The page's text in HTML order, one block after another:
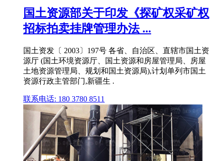
国土资源部关于印发《探矿权采矿权
招标拍卖挂牌管理办法 ...
国土资发〔 2003〕197号 各省、自治区、直辖市国土资
源厅 (国土环境资源厅、国土资源和房屋管理局、房屋
土地资源管理局、规划和国土资源局),计划单列市国土
资源行政主管部门,新疆生 .
联系电话: 180 3780 8511